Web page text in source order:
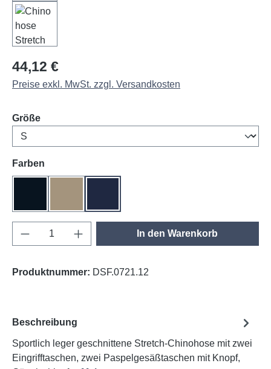
Regulärer Preis:
44,12 €
Preise exkl. MwSt. zzgl. Versandkosten
Größeauswählen
Farben
Produkt Anzahl: Gib den gewünschten
In den Warenkorb
Produktnummer: DSF.0721.12
Beschreibung
Sportlich leger geschnittene Stretch-Chinohose mit zwei
Eingrifftaschen, zwei Paspelgesäßtaschen mit Knopf,